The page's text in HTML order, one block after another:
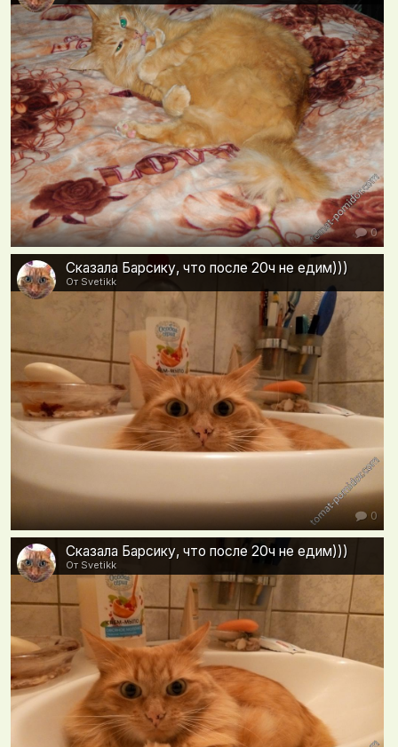
0
Сказала Барсику, что после 20ч не едим)))
От Svetikk
0
Сказала Барсику, что после 20ч не едим)))
От Svetikk